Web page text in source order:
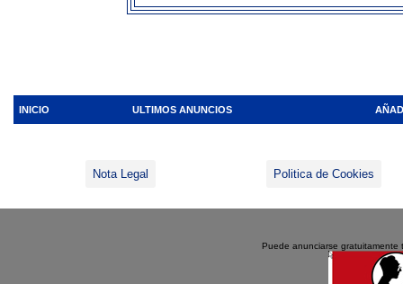
INICIO ULTIMOS ANUNCIOS
Nota Legal Politica de Cookies
Puede anunciarse